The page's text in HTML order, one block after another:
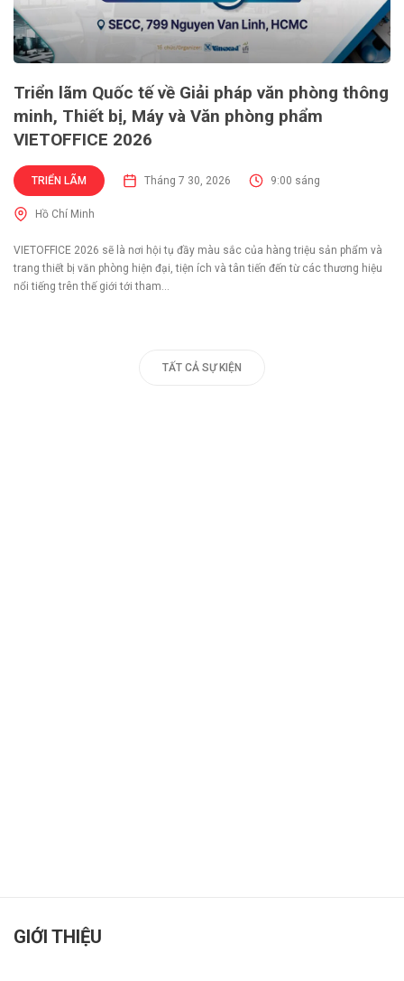
Triển lãm Quốc tế về Giải pháp văn phòng thông
minh, Thiết bị, Máy và Văn phòng phẩm
VIETOFFICE 2026
TRIỂN LÃM Tháng 7 30, 2026 9:00 sáng
Hồ Chí Minh
VIETOFFICE 2026 sẽ là nơi hội tụ đầy màu sắc của hàng triệu sản phẩm và
trang thiết bị văn phòng hiện đại, tiện ích và tân tiến đến từ các thương hiệu
nổi tiếng trên thế giới tới tham...
TẤT CẢ SỰ KIỆN
GIỚI THIỆU